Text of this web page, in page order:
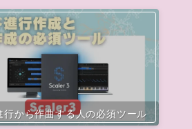
行から作曲する人の必須ツール